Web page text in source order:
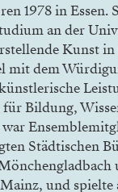
1978 in Essen.
an der
Kunstin
mit dem
Bildung,
Städtischen
und spielte